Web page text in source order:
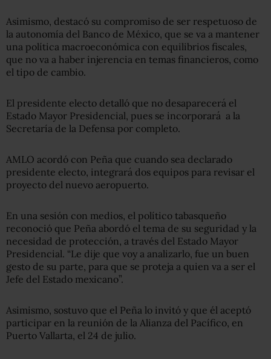
Asimismo, destacó su compromiso de ser respetuoso de
la autonomía del Banco de México, que se va a mantener
una política macroeconómica con equilibrios fiscales,
que no va a haber injerencia en temas financieros, como
el tipo de cambio.
El presidente electo detalló que no desaparecerá el
Estado Mayor Presidencial, pues se incorporará a la
Secretaría de la Defensa por completo.
AMLO acordó con Peña que cuando sea declarado
presidente electo, integrará dos equipos para revisar el
proyecto del nuevo aeropuerto.
En una sesión con medios, el político tabasqueño
reconoció que Peña abordó el tema de su seguridad y la
necesidad de protección, a través del Estado Mayor
Presidencial. “Le dije que voy a analizarlo, fue un buen
gesto de su parte, para que se proteja a quien va a ser el
Jefe del Estado mexicano”.
Asimismo, sostuvo que el Peña lo invitó y que él aceptó
participar en la reunión de la Alianza del Pacífico, en
Puerto Vallarta, el 24 de julio.